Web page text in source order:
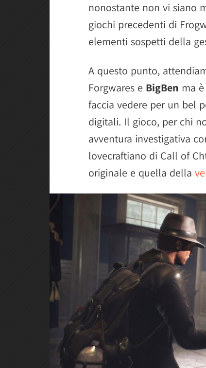
nonostante non vi siano
giochi precedenti di
elementi sospetti della
A questo punto,
Forgwares e BigBen ma
faccia vedere per un bel
digitali. Il gioco, per chi
avventura investigativa
lovecraftiano di Call of
originale e quella della